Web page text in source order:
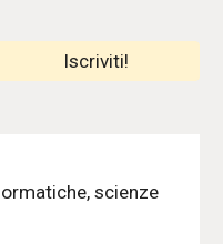
Iscriviti!
scienze